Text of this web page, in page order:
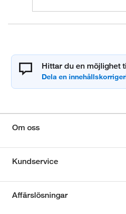
Hittar du en möjlighet
Om oss
Kundservice
Affärslösningar